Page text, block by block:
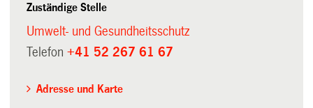
Zuständige Stelle
Umwelt- und Gesundheitsschutz
Telefon+41 52 267 61 67
Adresse und Karte